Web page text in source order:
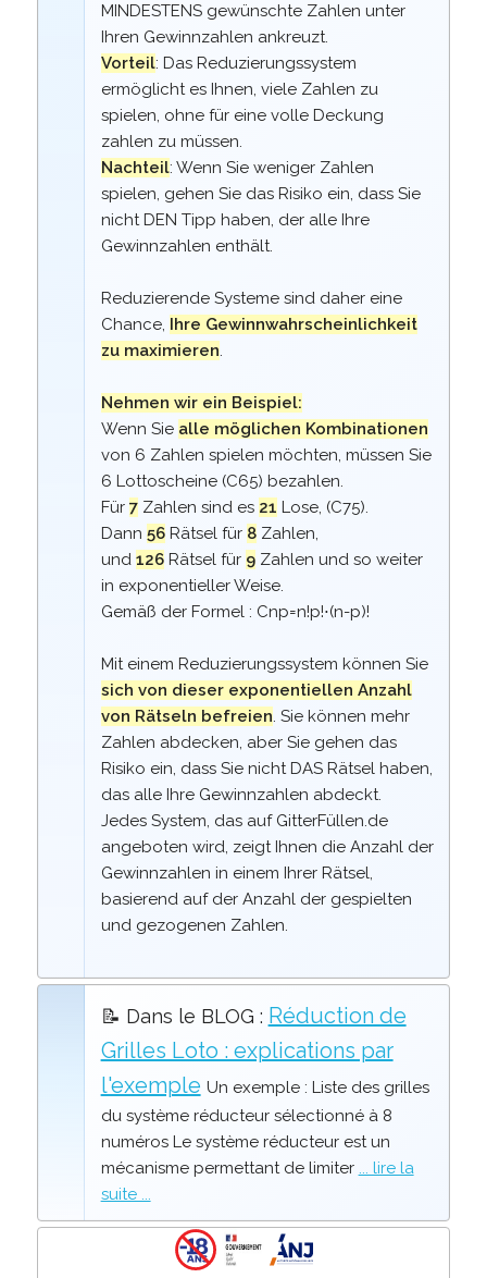
MINDESTENS gewünschte Zahlen unter
Ihren Gewinnzahlen ankreuzt.
Vorteil: Das Reduzierungssystem
ermöglicht es Ihnen, viele Zahlen zu
spielen, ohne für eine volle Deckung
zahlen zu müssen.
Nachteil: Wenn Sie weniger Zahlen
spielen, gehen Sie das Risiko ein, dass Sie
nicht DEN Tipp haben, der alle Ihre
Gewinnzahlen enthält.
Reduzierende Systeme sind daher eine
Chance, Ihre Gewinnwahrscheinlichkeit
zu maximieren
Nehmen wir ein Beispiel:
Wenn Sie alle möglichen Kombinationen
von 6 Zahlen spielen möchten, müssen Sie
6 Lottoscheine (C65) bezahlen.
Für 7Zahlen sind es 21 Lose, (C75).
Dann 56Rätsel für 8Zahlen,
und 126Rätsel für 9Zahlen und so weiter
in exponentieller Weise.
Gemäß der Formel : Cnp=n!p!⋅(n-p)!
Mit einem Reduzierungssystem können Sie
sich von dieser exponentiellen Anzahl
von Rätseln befreien . Sie können mehr
Zahlen abdecken, aber Sie gehen das
Risiko ein, dass Sie nicht DAS Rätsel haben,
das alle Ihre Gewinnzahlen abdeckt.
Jedes System, das auf GitterFüllen.de
angeboten wird, zeigt Ihnen die Anzahl der
Gewinnzahlen in einem Ihrer Rätsel,
basierend auf der Anzahl der gespielten
und gezogenen Zahlen.
📝 Dans le BLOG : Réduction de
Grilles Loto : explications par
l'exemple Un exemple : Liste des grilles
du système réducteur sélectionné à 8
numéros Le système réducteur est un
mécanisme permettant de limiter
... lire la
suite ...